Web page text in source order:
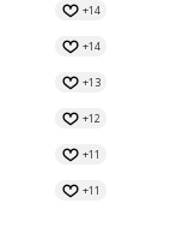
+14
+14
+13
+12
+11
+11